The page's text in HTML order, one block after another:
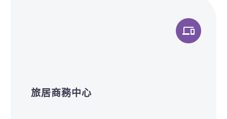


旅居商務中心